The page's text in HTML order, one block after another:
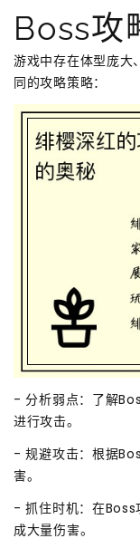
Boss攻
游戏中存在体型庞大
同的攻略策略：
- 分析弱点：了解
进行攻击。
- 规避攻击：根据
害。
- 抓住时机：在Boss
成大量伤害。